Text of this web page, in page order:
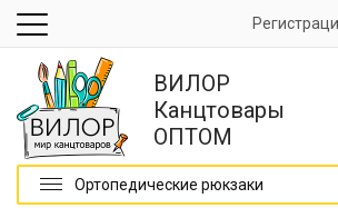
ВИЛОР
Канцтовары
ОПТОМ
Ортопедические рюкзаки